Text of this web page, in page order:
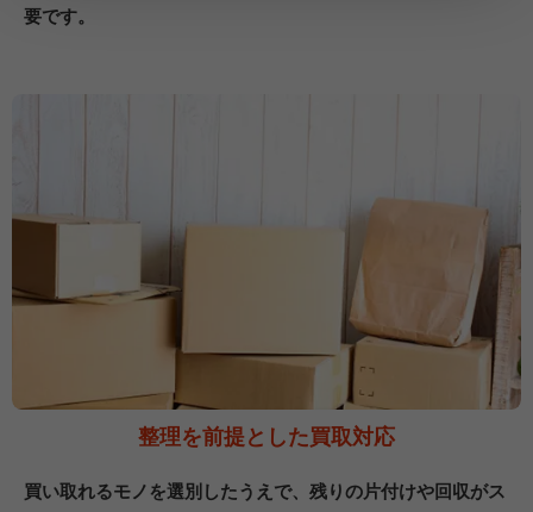
要です。
整理を前提とした買取対応
買い取れるモノを選別したうえで、残りの片付けや回収がス